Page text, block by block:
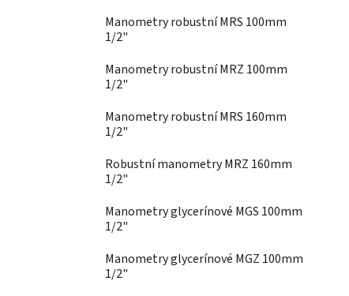
Manometry robustní MRS 100mm
1/2"
Manometry robustní MRZ 100mm
1/2"
Manometry robustní MRS 160mm
1/2"
Robustní manometry MRZ 160mm
1/2"
Manometry glycerínové MGS 100mm
1/2"
Manometry glycerínové MGZ 100mm
1/2"